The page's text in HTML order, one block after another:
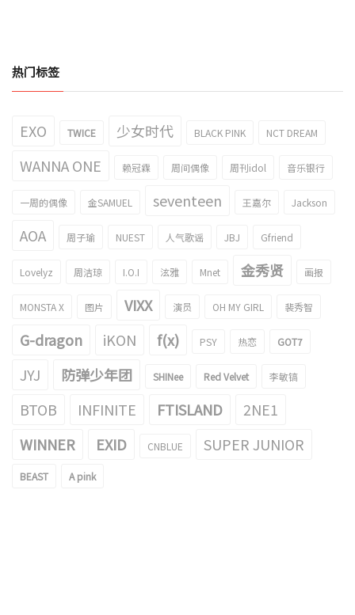
热门标签
EXO TWICE 少女时代 BLACK PINK NCT DREAM
WANNA ONE 赖冠霖 周间偶像 周刊idol 音乐银行
一周的偶像 金SAMUEL seventeen 王嘉尔 Jackson
AOA 周子瑜 NUEST 人气歌谣 JBJ Gfriend
Lovelyz 周洁琼 I.O.I 泫雅 Mnet 金秀贤 画报
MONSTA X 图片 VIXX 演员 OH MY GIRL 裴秀智
G-dragon iKON f(x) PSY 热恋 GOT7
JYJ 防弹少年团 SHINee Red Velvet 李敏镐
BTOB INFINITE FTISLAND
2NE1
WINNER
EXID CNBLUE SUPER JUNIOR
BEAST A pink